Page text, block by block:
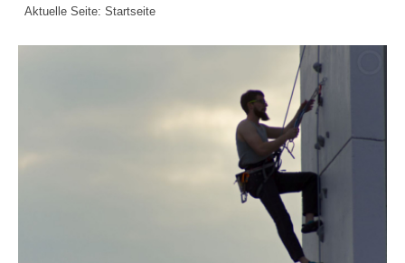
Aktuelle Seite: Startseite